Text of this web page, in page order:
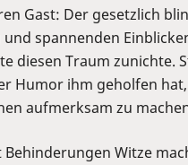
Gast: Der gesetzlich
spannenden
diesen Traum zunichte.
Humor ihm geholfen
aufmerksam zu
Witze